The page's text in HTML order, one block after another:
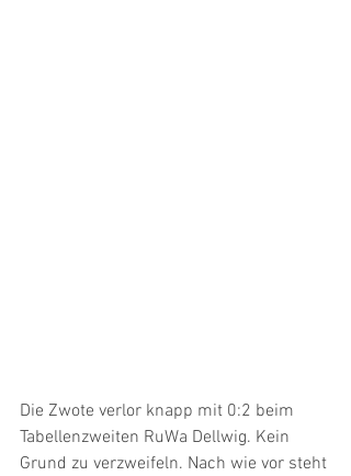
Die Zwote verlor knapp mit 0:2 beim
Tabellenzweiten RuWa Dellwig. Kein
Grund zu verzweifeln. Nach wie vor steht